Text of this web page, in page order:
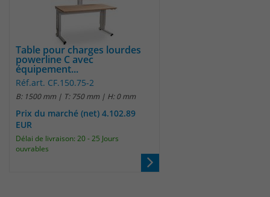
Table pour charges lourdes
powerline C avec
équipement...
Réf.art. CF.150.75-2
B: 1500 mm | T: 750 mm | H: 0 mm
Prix du marché (net) 4.102.89
EUR
Délai de livraison: 20 - 25 Jours
ouvrables